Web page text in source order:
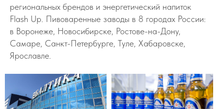
региональных брендов и энергетический напиток
Flash Up. Пивоваренные заводы в 8 городах России:
в Воронеже, Новосибирске, Ростове-на-Дону,
Самаре, Санкт-Петербурге, Туле, Хабаровске,
Ярославле.